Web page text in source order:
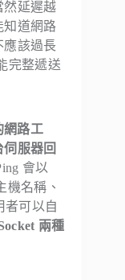
然延遲越
知道網路
應該過長
完整遞送
網路工
服器回
會以
機名稱、
者可以自
兩種